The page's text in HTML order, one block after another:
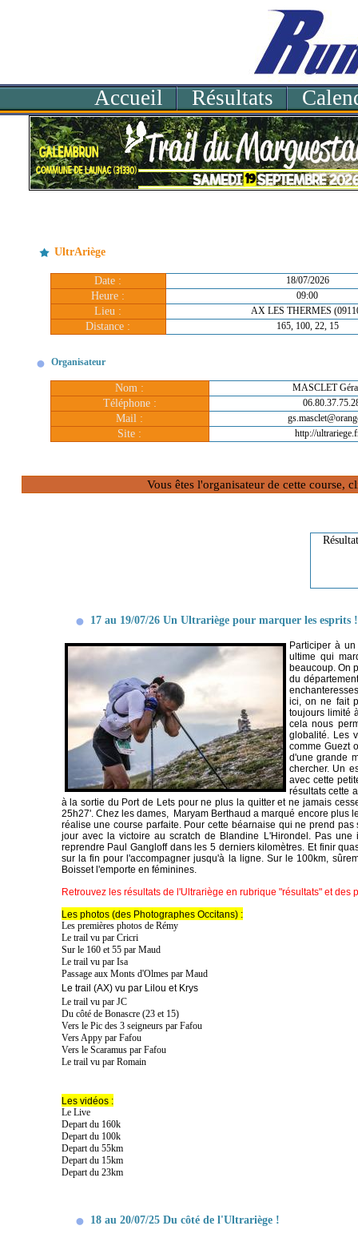
Accueil Résultats
UltrAriège
Date : 18/07/2026
Heure : 09:00
Lieu : AX LES THERMES
Distance : 165, 100, 22, 15
Organisateur
Nom : MASCLET
Téléphone :
Mail :
Site : http://
Vous êtes l'organisateur de cette course,
17 au 19/07/26 Un Ultrariège pour marquer les esprits !
Participer à
ultime qui
beaucoup. On
du
ici, on ne fait
toujours limité
cela nous
globalité. Les
comme Guezt
d'une grande
chercher. Un
avec cette
résultats cette
à la sortie du Port de Lets pour ne plus la quitter et ne jamais
25h27'. Chez les dames, Maryam Berthaud a marqué encore plus
réalise une course parfaite. Pour cette béarnaise qui ne prend
jour avec la victoire au scratch de Blandine L'Hirondel. Pas
reprendre Paul Gangloff dans les 5 derniers kilomètres. Et finir
sur la fin pour l'accompagner jusqu'à la ligne. Sur le 100km,
Boisset l'emporte en féminines.
Retrouvez les résultats de l'Ultrariège en rubrique "résultats" et des
Les photos (des Photographes Occitans) :
Les premières photos de Rémy
Le trail vu par Cricri
Sur le 160 et 55 par Maud
Le trail vu par Isa
Passage aux Monts d'Olmes par Maud
Le trail (AX) vu par Lilou et Krys
Le trail vu par JC
Du côté de Bonascre (23 et 15)
Vers le Pic des 3 seigneurs par Fafou
Vers Appy par Fafou
Vers le Scaramus par Fafou
Le trail vu par Romain
Les vidéos :
Le Live
Depart du 160k
Depart du 100k
Depart du 55km
Depart du 15km
Depart du 23km
18 au 20/07/25 Du côté de l'Ultrariège !